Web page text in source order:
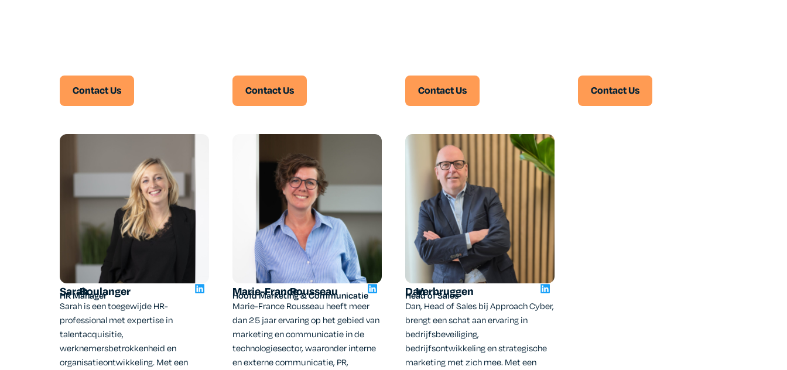
Contact Us Contact Us Contact Us Contact Us
SarahBoulanger
HR Manager
Sarah is een toegewijde HR-
professional met expertise in
talentacquisitie,
werknemersbetrokkenheid en
organisatieontwikkeling. Met een
Marie-FranceRousseau
Hoofd Marketing & Communicatie
Marie-France Rousseau heeft meer
dan 25 jaar ervaring op het gebied van
marketing en communicatie in de
technologiesector, waaronder interne
en externe communicatie, PR,
DanVerbruggen
Head of Sales
Dan, Head of Sales bij Approach Cyber,
brengt een schat aan ervaring in
bedrijfsbeveiliging,
bedrijfsontwikkeling en strategische
marketing met zich mee. Met een